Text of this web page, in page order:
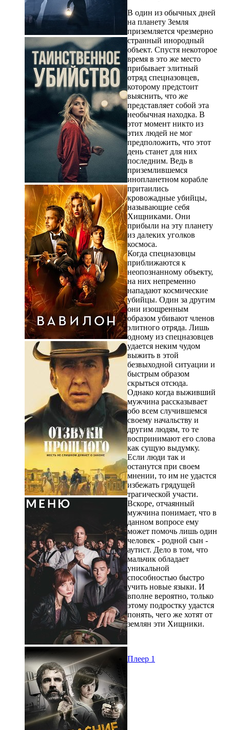
В один из обычных дней
на планету Земля
приземляется чрезмерно
странный инородный
объект. Спустя некоторое
время в это же место
прибывает элитный
отряд спецназовцев,
которому предстоит
выяснить, что же
представляет собой эта
необычная находка. В
этот момент никто из
этих людей не мог
предположить, что этот
день станет для них
последним. Ведь в
приземлившемся
инопланетном корабле
притаились
кровожадные убийцы,
называющие себя
Хищниками. Они
прибыли на эту планету
из далеких уголков
космоса.
Когда спецназовцы
приближаются к
неопознанному объекту,
на них непременно
нападают космические
убийцы. Один за другим
они изощренным
образом убивают членов
элитного отряда. Лишь
одному из спецназовцев
удается неким чудом
выжить в этой
безвыходной ситуации и
быстрым образом
скрыться отсюда.
Однако когда выживший
мужчина рассказывает
обо всем случившемся
своему начальству и
другим людям, то те
воспринимают его слова
как сущую выдумку.
Если люди так и
останутся при своем
мнении, то им не удастся
избежать грядущей
трагической участи.
Вскоре, отчаянный
мужчина понимает, что в
данном вопросе ему
может помочь лишь один
человек - родной сын -
аутист. Дело в том, что
мальчик обладает
уникальной
способностью быстро
учить новые языки. И
вполне вероятно, только
этому подростку удастся
понять, чего же хотят от
землян эти Хищники.
Плеер 1